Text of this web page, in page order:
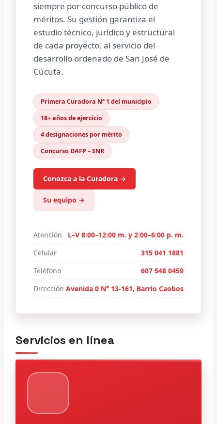
siempre por concurso público de
méritos. Su gestión garantiza el
estudio técnico, jurídico y estructural
de cada proyecto, al servicio del
desarrollo ordenado de San José de
Cúcuta.
Primera Curadora N° 1 del municipio
18+ años de ejercicio
4 designaciones por mérito
Concurso DAFP – SNR
Conozca a la Curadora →
Su equipo →
Atención
L–V 8:00–12:00 m. y 2:00–6:00 p. m.
Celular
315 041 1881
Teléfono
607 548 0459
Dirección Avenida 0 N° 13-161, Barrio Caobos
Servicios en línea